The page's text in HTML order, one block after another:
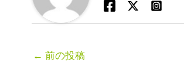
← 前の投稿